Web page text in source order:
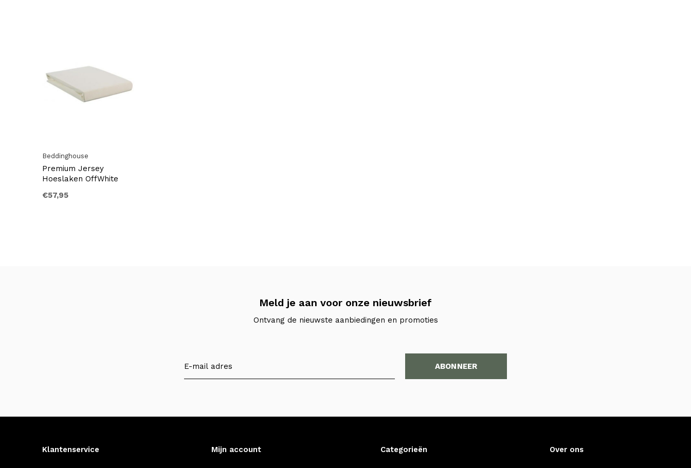
Beddinghouse
Premium Jersey
Hoeslaken OffWhite
€57,95
Meld je aan voor onze nieuwsbrief
Ontvang de nieuwste aanbiedingen en promoties
ABONNEER
Klantenservice Mijn account Categorieën Over ons